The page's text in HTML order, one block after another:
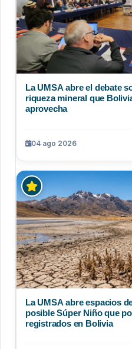
La UMSA abre el debate
riqueza mineral que
aprovecha
04 ago 2026
La UMSA abre espacios
posible Súper Niño que
registrados en Bolivia